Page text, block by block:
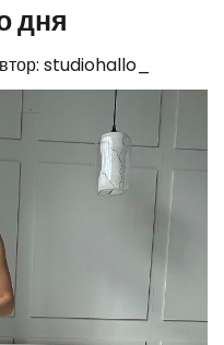
дня
studiohallo_